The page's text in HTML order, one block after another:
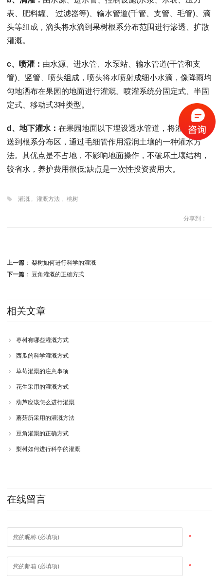
表、肥料罐、 过滤器等)、输水管道(千管、支管、毛管)、滴
头等组成，滴头将水滴到果树根系分布范围进行渗透、扩散
灌溉。
c、喷灌： 由水源、进水管、水泵站、输水管道(干管和支
管)、竖管、喷头组成，喷头将水喷射成细小水滴，像降雨均
匀地洒布在果园的地面进行灌溉。喷灌系统分固定式、半固
定式、移动式3种类型。
d、地下灌水： 在果园地面以下埋设透水管道，将灌溉水输
送到根系分布区，通过毛细管作用湿润土壤的一种灌水方
法。其优点是不占地，不影响地面操作，不破坏土壤结构，
较省水，养护费用很低;缺点是一次性投资费用大。
灌溉 灌溉方法, 桃树
分享到：
上一篇： 梨树如何进行科学的灌溉
下一篇： 豆角灌溉的正确方式
相关文章
枣树有哪些灌溉方式
西瓜的科学灌溉方式
草莓灌溉的注意事项
花生采用的灌溉方式
葫芦应该怎么进行灌溉
蘑菇所采用的灌溉方法
豆角灌溉的正确方式
梨树如何进行科学的灌溉
在线留言
*
*